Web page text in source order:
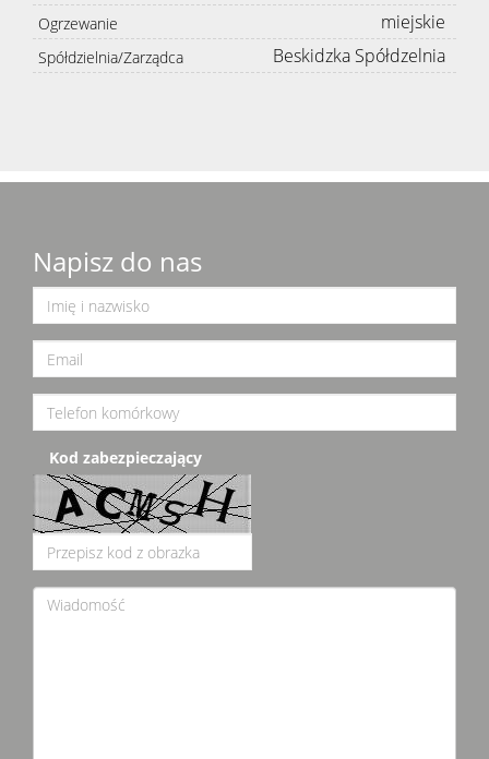
Ogrzewanie miejskie
Spółdzielnia/Zarządca Beskidzka Spółdzelnia
Napisz do nas
Kod zabezpieczający